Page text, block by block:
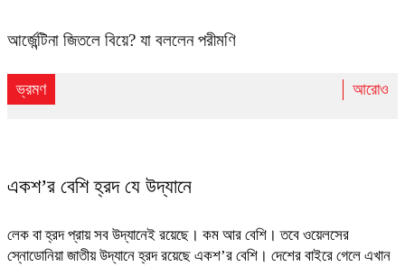
আর্জেন্টিনা জিতলে বিয়ে? যা বললেন পরীমণি
ভ্রমণ আরোও
একশ’র বেশি হ্রদ যে উদ্যানে
লেক বা হ্রদ প্রায় সব উদ্যানেই রয়েছে। কম আর বেশি। তবে ওয়েলসের
স্নোডোনিয়া জাতীয় উদ্যানে হ্রদ রয়েছে একশ’র বেশি। দেশের বাইরে গেলে এখান